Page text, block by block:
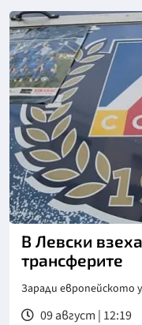
Снимка: БГНЕС
В Левски
трансферите
Заради европейското
09 август | 12:19